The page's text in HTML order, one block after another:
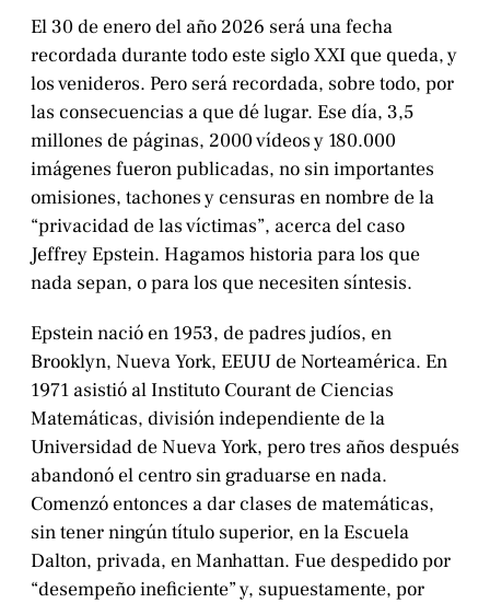
El 30 de enero del año 2026 será una fecha
recordada durante todo este siglo XXI que queda, y
los venideros. Pero será recordada, sobre todo, por
las consecuencias a que dé lugar. Ese día, 3,5
millones de páginas, 2000 vídeos y 180.000
imágenes fueron publicadas, no sin importantes
omisiones, tachones y censuras en nombre de la
“privacidad de las víctimas”, acerca del caso
Jeffrey Epstein. Hagamos historia para los que
nada sepan, o para los que necesiten síntesis.
Epstein nació en 1953, de padres judíos, en
Brooklyn, Nueva York, EEUU de Norteamérica. En
1971 asistió al Instituto Courant de Ciencias
Matemáticas, división independiente de la
Universidad de Nueva York, pero tres años después
abandonó el centro sin graduarse en nada.
Comenzó entonces a dar clases de matemáticas,
sin tener ningún título superior, en la Escuela
Dalton, privada, en Manhattan. Fue despedido por
“desempeño ineficiente” y, supuestamente, por